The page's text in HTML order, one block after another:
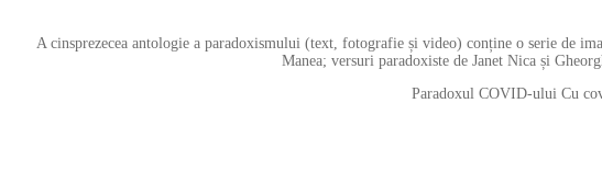
A cinsprezecea antologie a paradoxismului (text, fotografie și video) conține o serie de
Manea; versuri paradoxiste de Janet Nica și
Paradoxul COVID-ului Cu